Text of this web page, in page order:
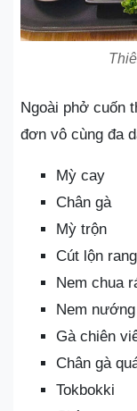
Ngoài phở cuốn
đơn vô cùng đa
Mỳ cay
Chân gà
Mỳ trộn
Cút lộn
Nem chua
Nem nướng
Gà chiên
Chân gà
Tokbokki